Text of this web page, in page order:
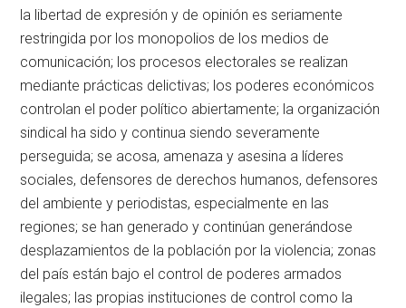
la libertad de expresión y de opinión es seriamente
restringida por los monopolios de los medios de
comunicación; los procesos electorales se realizan
mediante prácticas delictivas; los poderes económicos
controlan el poder político abiertamente; la organización
sindical ha sido y continua siendo severamente
perseguida; se acosa, amenaza y asesina a líderes
sociales, defensores de derechos humanos, defensores
del ambiente y periodistas, especialmente en las
regiones; se han generado y continúan generándose
desplazamientos de la población por la violencia; zonas
del país están bajo el control de poderes armados
ilegales; las propias instituciones de control como la